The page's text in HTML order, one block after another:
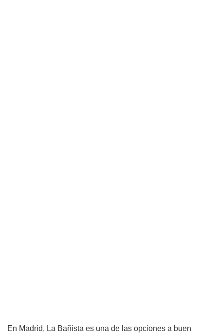
En Madrid, La Bañista es una de las opciones a buen